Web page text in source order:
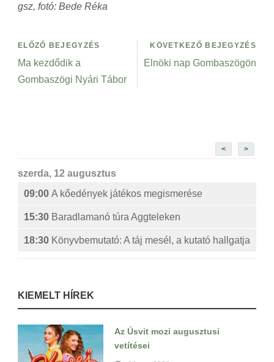
gsz, fotó: Bede Réka
ELŐZŐ BEJEGYZÉS
Ma kezdődik a
Gombaszögi Nyári Tábor
KÖVETKEZŐ BEJEGYZÉS
Elnöki nap Gombaszögön
< >
szerda, 12 augusztus
09:00 A kőedények játékos megismerése
15:30 Baradlamanó túra Aggteleken
18:30 Könyvbemutató: A táj mesél, a kutató hallgatja
KIEMELT HÍREK
Az Úsvit mozi augusztusi
vetítései